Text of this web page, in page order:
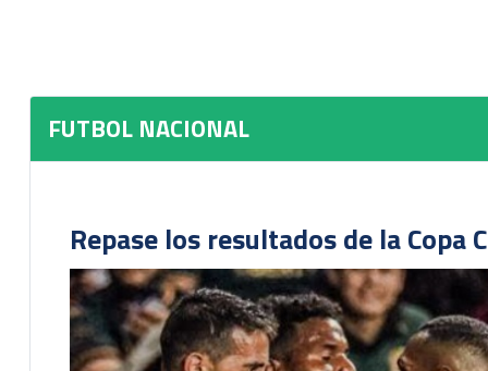
FUTBOL NACIONAL
Repase los resultados de la Copa